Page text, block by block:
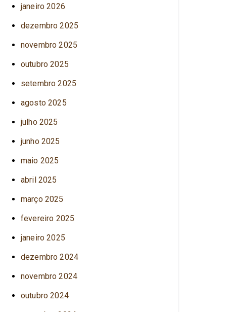
janeiro 2026
dezembro 2025
novembro 2025
outubro 2025
setembro 2025
agosto 2025
julho 2025
junho 2025
maio 2025
abril 2025
março 2025
fevereiro 2025
janeiro 2025
dezembro 2024
novembro 2024
outubro 2024